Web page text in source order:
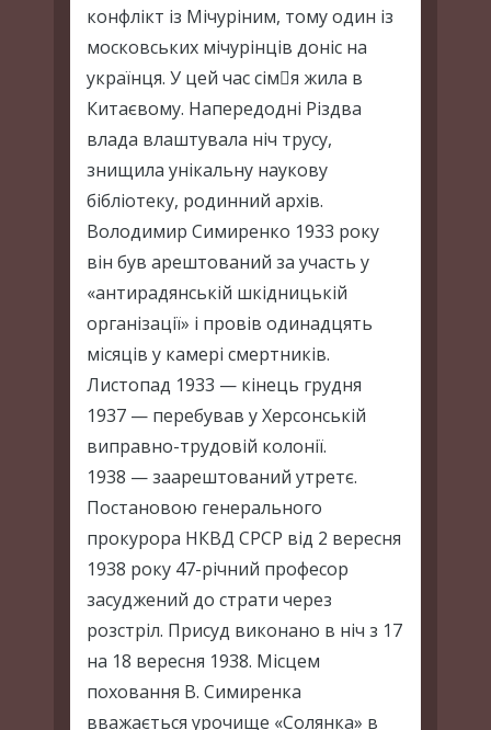
конфлікт із Мічуріним, тому один із
московських мічурінців доніс на
українця. У цей час сімя жила в
Китаєвому. Напередодні Різдва
влада влаштувала ніч трусу,
знищила унікальну наукову
бібліотеку, родинний архів.
Володимир Симиренко 1933 року
він був арештований за участь у
«антирадянській шкідницькій
організації» і провів одинадцять
місяців у камері смертників.
Листопад 1933 — кінець грудня
1937 — перебував у Херсонській
виправно-трудовій колонії.
1938 — заарештований утретє.
Постановою генерального
прокурора НКВД СРСР від 2 вересня
1938 року 47-річний професор
засуджений до страти через
розстріл. Присуд виконано в ніч з 17
на 18 вересня 1938. Місцем
поховання В. Симиренка
вважається урочище «Солянка» в